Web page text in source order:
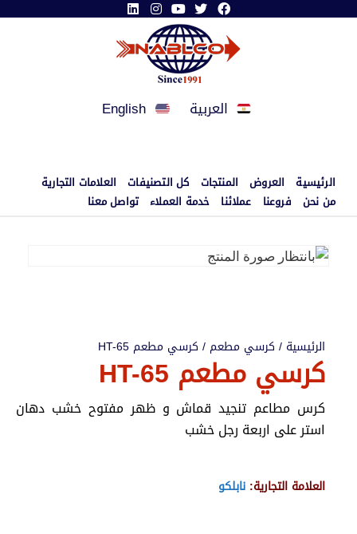
العربية English
الرئيسية العروض المنتجات كل التصنيفات
العلامات التجارية
من نحن فروعنا عملائنا خدمة العملاء تواصل معنا
الرئيسية / كرسي مطعم/ كرسي مطعم HT-65
كرسي مطعم HT-65
كرس مطاعم تنجيد قماش و ظهر مفتوح خشب دهان
استر على اربعة رجل خشب
العلامة التجارية: نابلكو